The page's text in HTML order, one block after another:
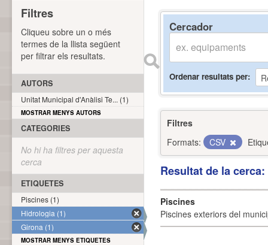
Cercador
Ordenar resultats per
Filtres
Formats:
CSV
Resultat de la
Piscines
Piscines exteriors del
Filtres
Cliqueu sobre un o més
termes de la llista següent
per filtrar els resultats.
AUTORS
Unitat Municipal d'Anàlisi Te... (1)
MOSTRAR MENYS AUTORS
CATEGORIES
No hi ha filtres per aquesta
cerca
ETIQUETES
Piscines (1)
Hidrologia (1)
Girona (1)
MOSTRAR MENYS ETIQUETES